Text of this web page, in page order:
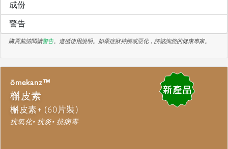
成份
警告
購買前請閱讀警告。遵循使用說明。如果症狀持續或惡化，請諮詢您的健康專家。
ōmekanz™
槲皮素
槲皮素+ (60片裝)
抗氧化• 抗炎• 抗病毒